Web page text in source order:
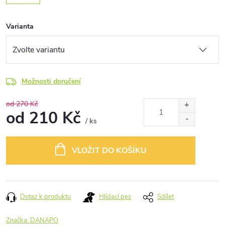
Varianta
Možnosti doručení
od 270 Kč
od 210 Kč / ks
VLOŽIT DO KOŠÍKU
Dotaz k produktu Hlídací pes Sdílet
Značka: DANAPO